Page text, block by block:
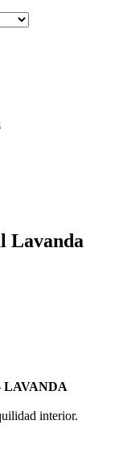
Lavanda
LAVANDA
interior.